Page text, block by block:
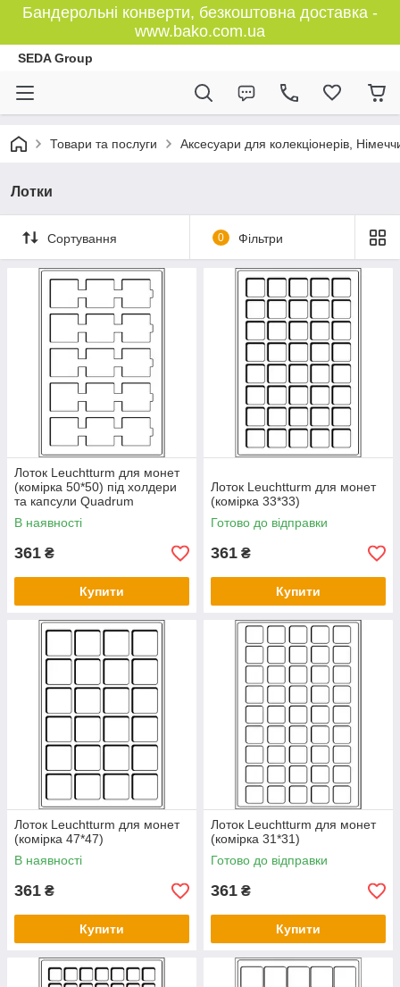
Бандерольні конверти, безкоштовна доставка -
www.bako.com.ua
SEDA Group
Товари та послуги Аксесуари для колекціонерів,
Лотки
Сортування 0 Фільтри
Лоток Leuchtturm для монет
(комірка 50*50) під холдери
та капсули Quadrum
В наявності
361 ₴
Купити
Лоток Leuchtturm для монет
(комірка 33*33)
Готово до відправки
361 ₴
Купити
Лоток Leuchtturm для монет
(комірка 47*47)
В наявності
361 ₴
Купити
Лоток Leuchtturm для монет
(комірка 31*31)
Готово до відправки
361 ₴
Купити